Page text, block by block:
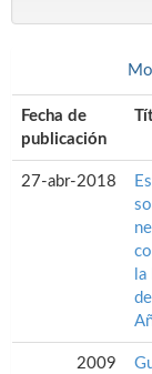
Fecha de
publicación
27-abr-2018
2009